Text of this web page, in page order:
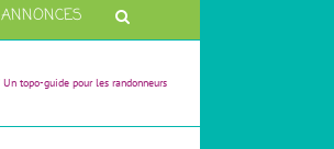
ANNONCES
Un topo-guide pour les randonneurs